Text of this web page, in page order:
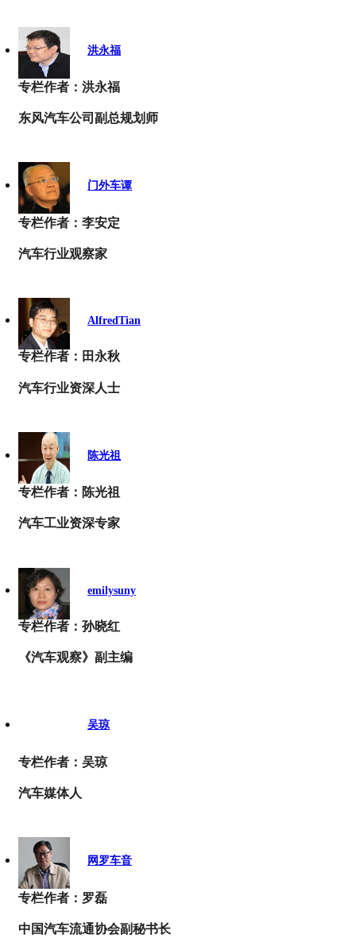
洪永福
专栏作者：洪永福
东风汽车公司副总规划师
门外车谭
专栏作者：李安定
汽车行业观察家
AlfredTian
专栏作者：田永秋
汽车行业资深人士
陈光祖
专栏作者：陈光祖
汽车工业资深专家
emilysuny
专栏作者：孙晓红
《汽车观察》副主编
吴琼
专栏作者：吴琼
汽车媒体人
网罗车音
专栏作者：罗磊
中国汽车流通协会副秘书长